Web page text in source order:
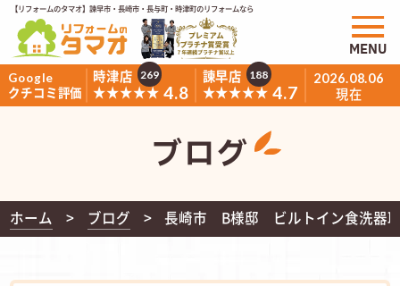
【リフォームのタマオ】諫早市・長崎市・長与町・時津町のリフォームなら
Google
クチコミ評価
時津店
★★★★★ 4.8
269
諫早店
★★★★★ 4.7
188 2026.08.06
現在
MENU
ブログ
ホーム ブログ 長崎市 B様邸 ビルトイン食洗器